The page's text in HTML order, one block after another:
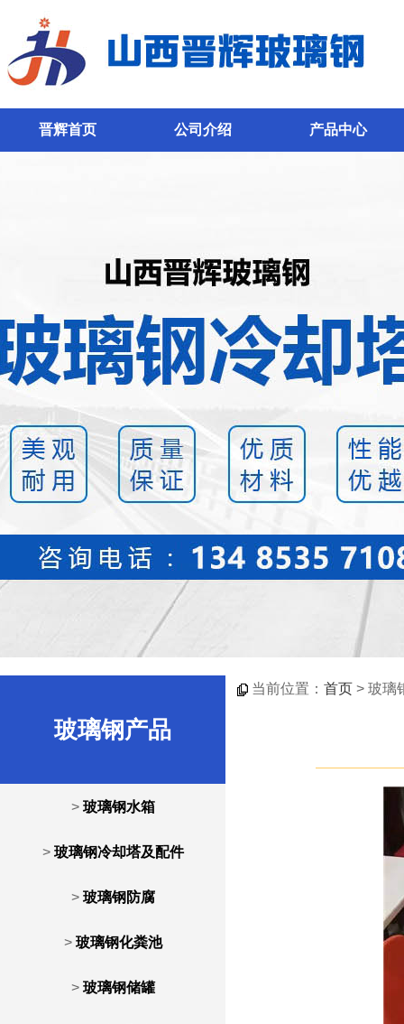
晋辉首页 公司介绍 产品中心
玻璃钢产品
> 玻璃钢水箱
> 玻璃钢冷却塔及配件
> 玻璃钢防腐
> 玻璃钢化粪池
> 玻璃钢储罐
当前位置： 首页 > 玻璃